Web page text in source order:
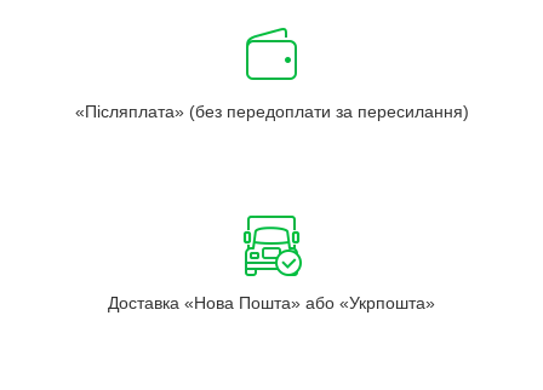
«Післяплата» (без передоплати за пересилання)
Доставка «Нова Пошта» або «Укрпошта»